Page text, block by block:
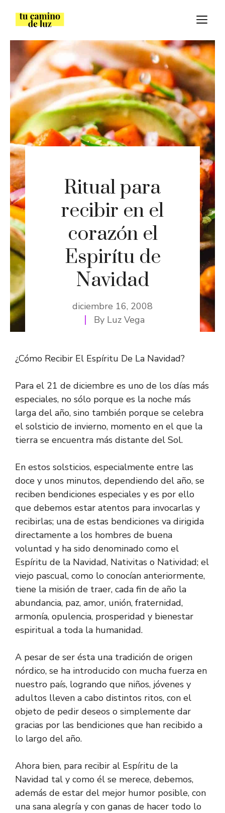
Ritual para
recibir en el
corazón el
Espirítu de
Navidad
diciembre 16, 2008
By Luz Vega
¿Cómo Recibir El Espíritu De La Navidad?
Para el 21 de diciembre es uno de los días más
especiales, no sólo porque es la noche más
larga del año, sino también porque se celebra
el solsticio de invierno, momento en el que la
tierra se encuentra más distante del Sol.
En estos solsticios, especialmente entre las
doce y unos minutos, dependiendo del año, se
reciben bendiciones especiales y es por ello
que debemos estar atentos para invocarlas y
recibirlas; una de estas bendiciones va dirigida
directamente a los hombres de buena
voluntad y ha sido denominado como el
Espíritu de la Navidad, Nativitas o Natividad; el
viejo pascual, como lo conocían anteriormente,
tiene la misión de traer, cada fin de año la
abundancia, paz, amor, unión, fraternidad,
armonía, opulencia, prosperidad y bienestar
espiritual a toda la humanidad.
A pesar de ser ésta una tradición de origen
nórdico, se ha introducido con mucha fuerza en
nuestro país, logrando que niños, jóvenes y
adultos lleven a cabo distintos ritos, con el
objeto de pedir deseos o simplemente dar
gracias por las bendiciones que han recibido a
lo largo del año.
Ahora bien, para recibir al Espíritu de la
Navidad tal y como él se merece, debemos,
además de estar del mejor humor posible, con
una sana alegría y con ganas de hacer todo lo